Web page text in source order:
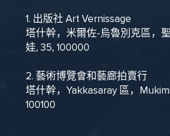
1. 出版社 Art Vernissage
塔什幹，米爾佐-烏魯別克區，
娃, 35, 100000
2. 藝術博覽會和藝廊拍賣行
塔什幹，Yakkasaray 區，
100100